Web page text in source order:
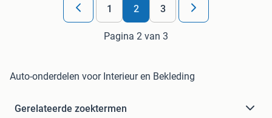
1 2 3
Pagina 2 van 3
Auto-onderdelen voor Interieur en Bekleding
Gerelateerde zoektermen